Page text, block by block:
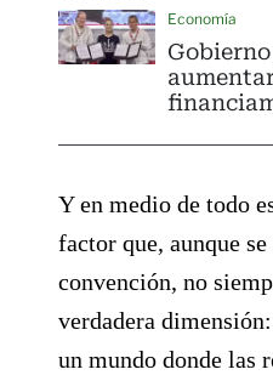
Economía
Y en medio de todo
factor que, aunque
convención, no
verdadera
un mundo donde las